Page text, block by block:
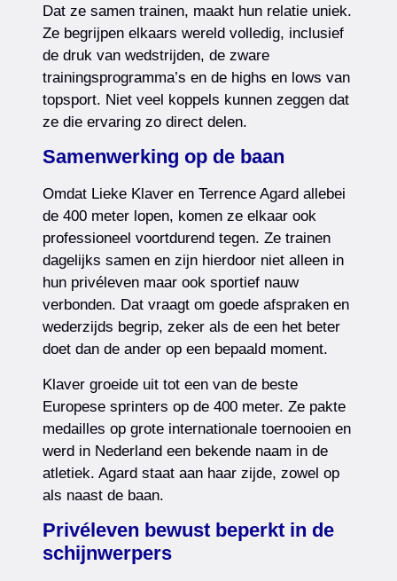
Dat ze samen trainen, maakt hun relatie uniek.
Ze begrijpen elkaars wereld volledig, inclusief
de druk van wedstrijden, de zware
trainingsprogramma’s en de highs en lows van
topsport. Niet veel koppels kunnen zeggen dat
ze die ervaring zo direct delen.
Samenwerking op de baan
Omdat Lieke Klaver en Terrence Agard allebei
de 400 meter lopen, komen ze elkaar ook
professioneel voortdurend tegen. Ze trainen
dagelijks samen en zijn hierdoor niet alleen in
hun privéleven maar ook sportief nauw
verbonden. Dat vraagt om goede afspraken en
wederzijds begrip, zeker als de een het beter
doet dan de ander op een bepaald moment.
Klaver groeide uit tot een van de beste
Europese sprinters op de 400 meter. Ze pakte
medailles op grote internationale toernooien en
werd in Nederland een bekende naam in de
atletiek. Agard staat aan haar zijde, zowel op
als naast de baan.
Privéleven bewust beperkt in de
schijnwerpers